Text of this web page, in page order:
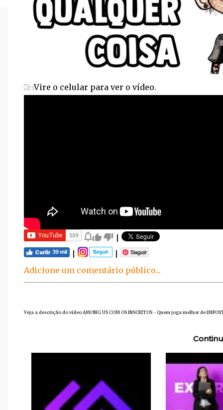
Vire o celular para ver o vídeo.
Adicione um comentário público...
Veja a descrição do vídeo AMONG US COM OS INSCRITOS - Quem joga melhor de